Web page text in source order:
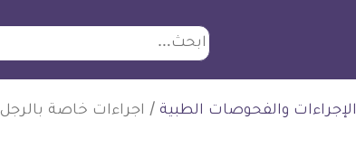
ابحث
الإجراءات والفحوصات الطبية / اجراءات خاصة بالرجل